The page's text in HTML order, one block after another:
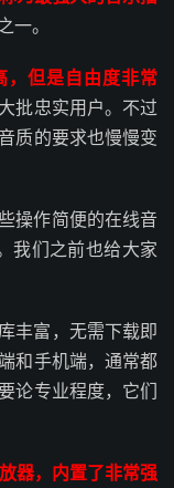
一。
但是自由度非常
批忠实用户。不过
质的要求也慢慢变
操作简便的在线音
我们之前也给大家
丰富，无需下载即
和手机端，通常都
论专业程度，它们
器，内置了非常强